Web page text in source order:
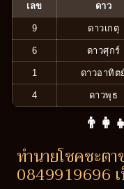
เลข ดาว
9 ดาวเกตุ
6 ดาวศุกร์
1 ดาวอาทิต
4 ดาวพุธ
ทำนายโชคชะตา
0849919696